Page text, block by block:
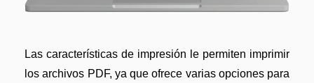
Las características de impresión le permiten imprimir
los archivos PDF, ya que ofrece varias opciones para